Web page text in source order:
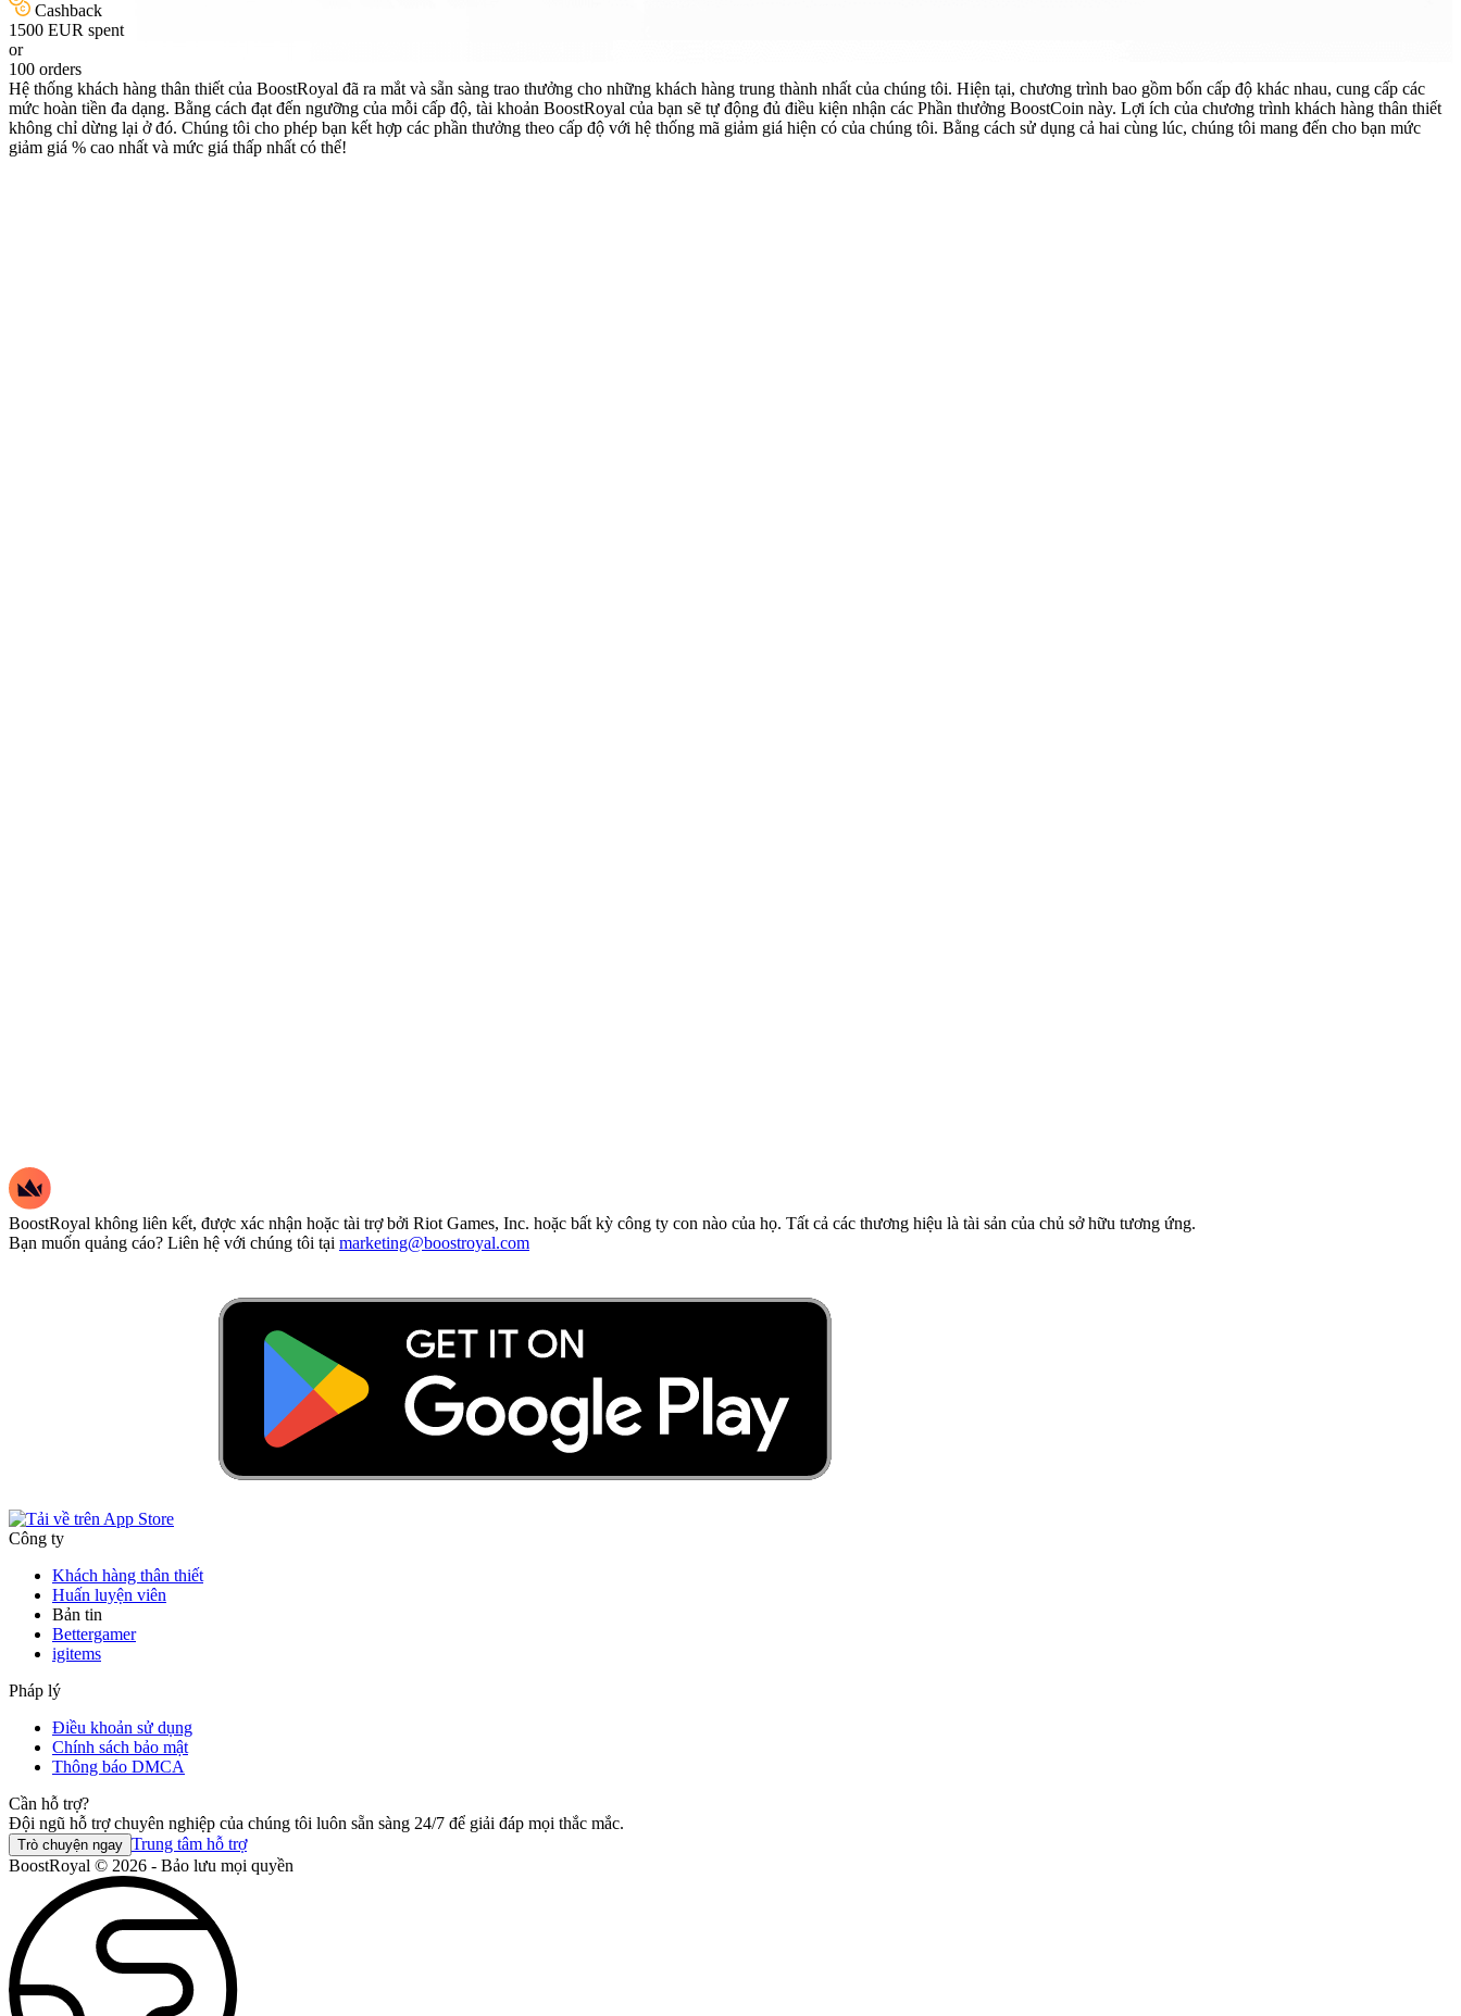
Cashback
1500 EUR spent
or
100 orders
Hệ thống khách hàng thân thiết của BoostRoyal đã ra mắt và sẵn sàng trao thưởng cho những khách hàng trung thành nhất của chúng tôi. Hiện tại, chương trình bao gồm bốn cấp độ khác nhau, cung cấp các
mức hoàn tiền đa dạng. Bằng cách đạt đến ngưỡng của mỗi cấp độ, tài khoản BoostRoyal của bạn sẽ tự động đủ điều kiện nhận các Phần thưởng BoostCoin này. Lợi ích của chương trình khách hàng thân thiết
không chỉ dừng lại ở đó. Chúng tôi cho phép bạn kết hợp các phần thưởng theo cấp độ với hệ thống mã giảm giá hiện có của chúng tôi. Bằng cách sử dụng cả hai cùng lúc, chúng tôi mang đến cho bạn mức
giảm giá % cao nhất và mức giá thấp nhất có thể!
BoostRoyal không liên kết, được xác nhận hoặc tài trợ bởi Riot Games, Inc. hoặc bất kỳ công ty con nào của họ. Tất cả các thương hiệu là tài sản của chủ sở hữu tương ứng.
Bạn muốn quảng cáo? Liên hệ với chúng tôi tại marketing@boostroyal.com
Công ty
Khách hàng thân thiết
Huấn luyện viên
Bản tin
Bettergamer
igitems
Pháp lý
Điều khoản sử dụng
Chính sách bảo mật
Thông báo DMCA
Cần hỗ trợ?
Đội ngũ hỗ trợ chuyên nghiệp của chúng tôi luôn sẵn sàng 24/7 để giải đáp mọi thắc mắc.
Trò chuyện ngay Trung tâm hỗ trợ
BoostRoyal © 2026 - Bảo lưu mọi quyền